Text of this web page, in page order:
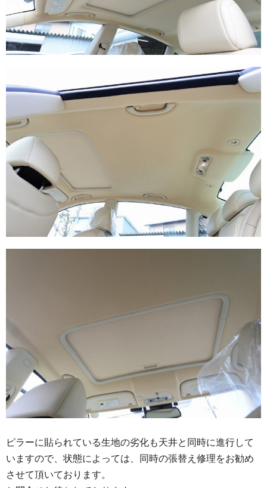
ピラーに貼られている生地の劣化も天井と同時に進行して
いますので、状態によっては、同時の張替え修理をお勧め
させて頂いております。